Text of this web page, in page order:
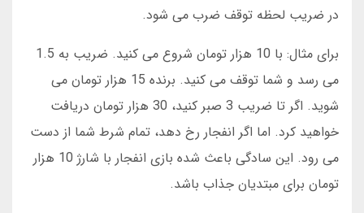
در ضریب لحظه توقف ضرب می شود.
برای مثال: با 10 هزار تومان شروع می کنید. ضریب به 1.5
می رسد و شما توقف می کنید. برنده 15 هزار تومان می
شوید. اگر تا ضریب 3 صبر کنید، 30 هزار تومان دریافت
خواهید کرد. اما اگر انفجار رخ دهد، تمام شرط شما از دست
می رود. این سادگی باعث شده بازی انفجار با شارژ 10 هزار
تومان برای مبتدیان جذاب باشد.